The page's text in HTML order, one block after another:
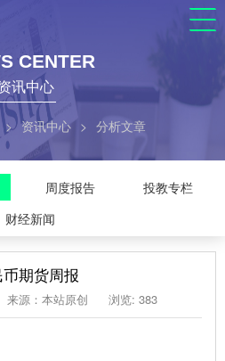
CENTER
讯中心
> 资讯中心 > 分析文章
周度报告
投教专栏
财经新闻
币期货周报
来源：本站原创 浏览: 383